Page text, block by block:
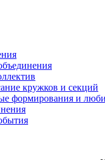
кружков и секций
формирования и